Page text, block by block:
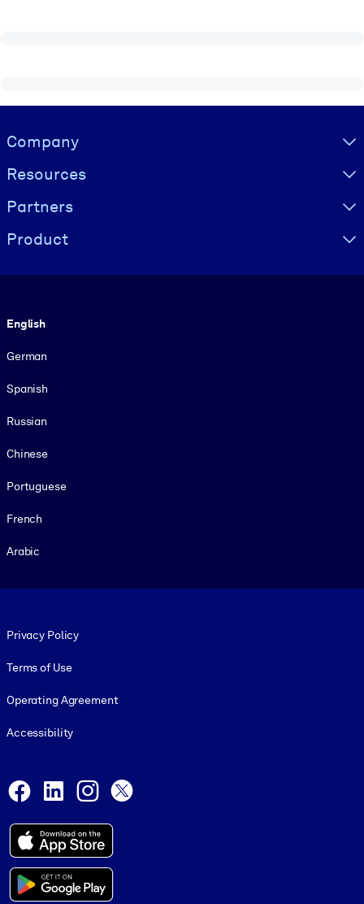
Visually hidden Text
Company
Resources
Partners
Product
English
German
Spanish
Russian
Chinese
Portuguese
French
Arabic
Privacy Policy
Terms of Use
Operating Agreement
Accessibility
Facebook
LinkedInInstagram